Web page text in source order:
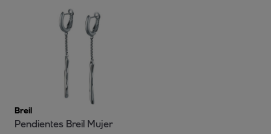
Breil
Pendientes Breil Mujer